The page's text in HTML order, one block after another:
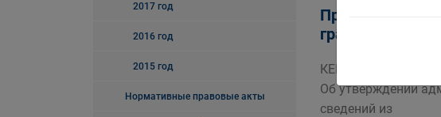
2017 год
2016 год
2015 год
Нормативные правовые акты
КЕМЕРОВСКАЯ
Об утверждении
сведений из